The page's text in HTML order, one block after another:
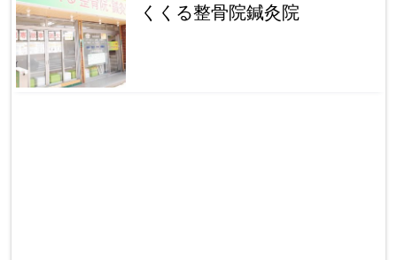
くくる整骨院鍼灸院